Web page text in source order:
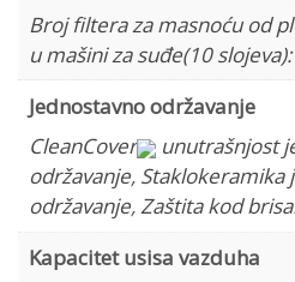
Broj filtera za masnoću od
u mašini za suđe(10
Jednostavno održavanje
CleanCover
unutrašnjost
održavanje, Staklokeramika
održavanje,Zaštita kod
Kapacitet usisa vazduha